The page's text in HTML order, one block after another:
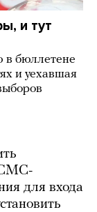
и тут
в бюллетене
и уехавшая
СМС-
для входа